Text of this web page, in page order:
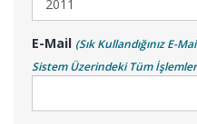
E-Mail (Sık Kullandığınız E-
Sistem Üzerindeki Tüm